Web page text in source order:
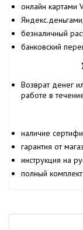
онлайн картами
безналичный
банковский
Возврат денег
работе в
наличие
гарантия от
инструкция на
полный